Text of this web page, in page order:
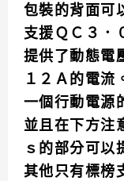
包裝的背面可
支援ＱＣ３．
提供了動態電
１２Ａ的電流
一個行動電源
並且在下方注
ｓ的部分可以
其他只有標榜